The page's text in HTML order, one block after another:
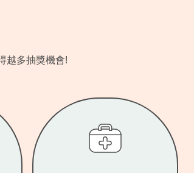
越多抽獎機會!